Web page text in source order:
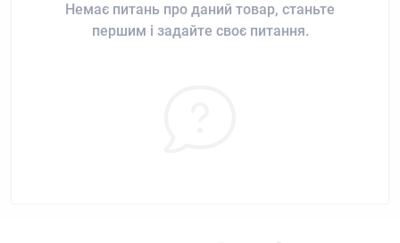
Немає питань про даний товар, станьте
першим і задайте своє питання.